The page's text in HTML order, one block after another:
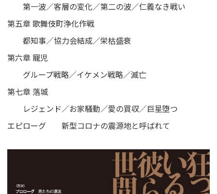
第一波／客層の変化／第二の波／仁義なき戦い
第五章 歌舞伎町浄化作戦
都知事／協力会結成／栄枯盛衰
第六章 寵児
グループ戦略／イケメン戦略／滅亡
第七章 落城
レジェンド／お家騒動／愛の買収／巨星堕つ
エピローグ 新型コロナの震源地と呼ばれて